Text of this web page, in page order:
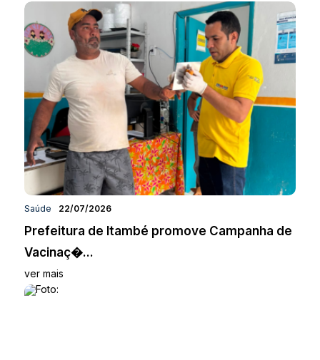
Saúde 22/07/2026
Prefeitura de Itambé promove Campanha de
Vacinaç�...
ver mais